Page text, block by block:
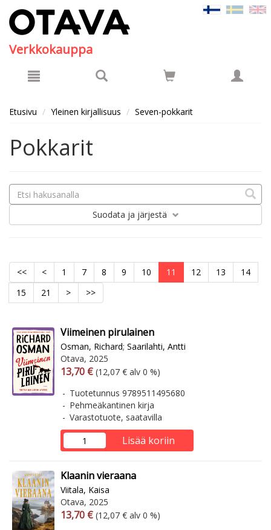
Verkkokauppa
Etusivu Yleinen kirjallisuus Seven-pokkarit
Pokkarit
Suodata ja järjestä
<< < 1 7 8 9 10 11 12 13
14
15
21 > >>
Viimeinen pirulainen
Osman, Richard; Saarilahti, Antti
Otava, 2025
Arvonlisäverollinen hinta
13,70 € Arvonlisäveroton hinta
(12,07 € alv 0 %)
Tuotetunnus 9789511495680
Pehmeäkantinen kirja
Varastotuote, saatavilla
Lisää koriin
Klaanin vieraana
Viitala, Kaisa
Otava, 2025
Arvonlisäverollinen hinta
13,70 € Arvonlisäveroton hinta
(12,07 € alv 0 %)